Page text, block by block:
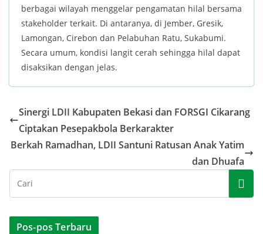
berbagai wilayah menggelar pengamatan hilal bersama
stakeholder terkait. Di antaranya, di Jember, Gresik,
Lamongan, Cirebon dan Pelabuhan Ratu, Sukabumi.
Secara umum, kondisi langit cerah sehingga hilal dapat
disaksikan dengan jelas.
Sinergi LDII Kabupaten Bekasi dan FORSGI Cikarang
Ciptakan Pesepakbola Berkarakter
Berkah Ramadhan, LDII Santuni Ratusan Anak Yatim
dan Dhuafa
Pos-pos Terbaru